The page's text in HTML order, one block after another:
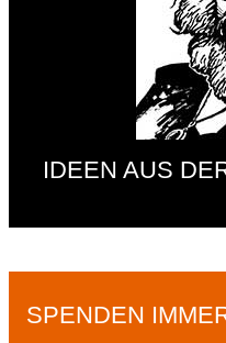
IDEEN AUS
SPENDEN